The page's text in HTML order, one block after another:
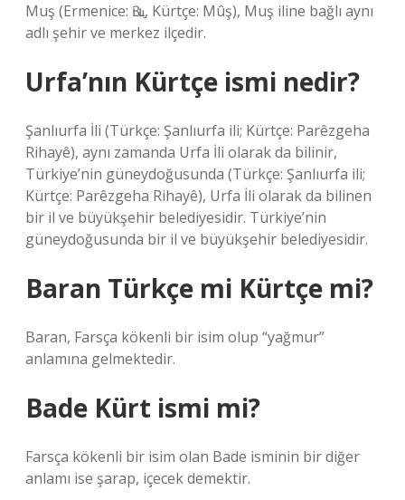
Muş (Ermenice: Ԅււַ, Kürtçe: Mûş), Muş iline bağlı aynı
adlı şehir ve merkez ilçedir.
Urfa’nın Kürtçe ismi nedir?
Şanlıurfa İli (Türkçe: Şanlıurfa ili; Kürtçe: Parêzgeha
Rihayê), aynı zamanda Urfa İli olarak da bilinir,
Türkiye’nin güneydoğusunda (Türkçe: Şanlıurfa ili;
Kürtçe: Parêzgeha Rihayê), Urfa İli olarak da bilinen
bir il ve büyükşehir belediyesidir. Türkiye’nin
güneydoğusunda bir il ve büyükşehir belediyesidir.
Baran Türkçe mi Kürtçe mi?
Baran, Farsça kökenli bir isim olup “yağmur”
anlamına gelmektedir.
Bade Kürt ismi mi?
Farsça kökenli bir isim olan Bade isminin bir diğer
anlamı ise şarap, içecek demektir.